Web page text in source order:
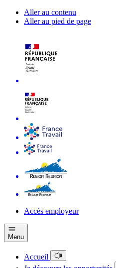
Aller au contenu
Aller au pied de page
Accès employeur
Menu
Accueil